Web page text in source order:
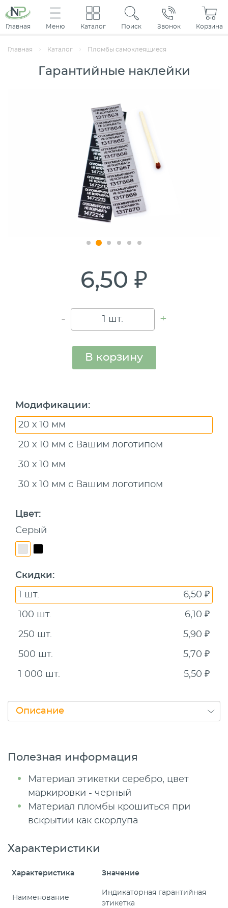
Главная Меню Каталог Поиск Звонок Корзина
Главная Каталог Пломбы самоклеящиеся
Гарантийные наклейки
Полезная информация
Материал этикетки серебро, цвет
маркировки - черный
Материал пломбы крошиться при
вскрытии как скорлупа
Характеристики
Характеристика Значение
Наименование
Индикаторная гарантийная
этикетка
6,50 ₽
- +
В корзину
Модификации:
20 х 10 мм
20 х 10 мм с Вашим логотипом
30 х 10 мм
30 х 10 мм с Вашим логотипом
Цвет:
Серый
Скидки:
1 шт. 6,50 ₽
100 шт. 6,10 ₽
250 шт. 5,90 ₽
500 шт. 5,70 ₽
1 000 шт. 5,50 ₽